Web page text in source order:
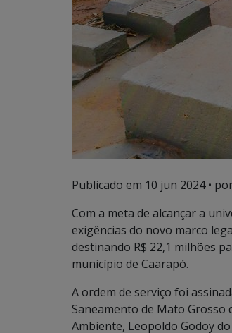
Publicado em 10 jun 2024•
Com a meta de alcançar a
exigências do novo marco
destinando R$ 22,1 milhões
município de Caarapó.
A ordem de serviço foi
Saneamento de Mato
Ambiente, Leopoldo Godoy